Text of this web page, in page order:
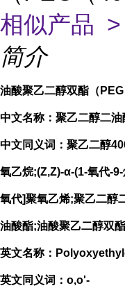
相似产品 >
简介
油酸聚乙二醇双酯（PEG
中文名称：聚乙二醇二油
中文同义词：聚乙二醇
氧乙烷;(Z,Z)-α-(1-氧代-
氧代]聚氧乙烯;聚乙二醇
油酸酯;油酸聚乙二醇双
英文名称：
英文同义词：o,o'-